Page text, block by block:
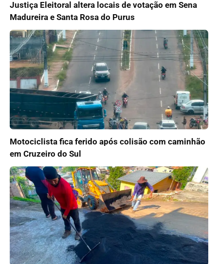
Justiça Eleitoral altera locais de votação em Sena
Madureira e Santa Rosa do Purus
Motociclista fica ferido após colisão com caminhão
em Cruzeiro do Sul